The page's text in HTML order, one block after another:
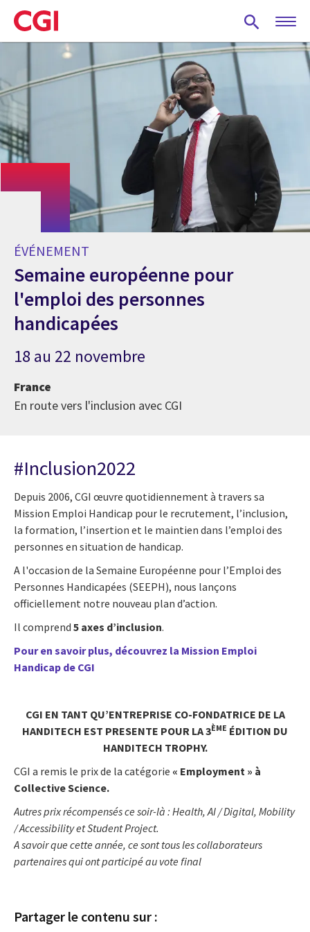
Skip
to
main
ÉVÉNEMENT
Semaine européenne pour
l'emploi des personnes
handicapées
18 au 22 novembre
France
En route vers l'inclusion avec CGI
#Inclusion2022
Depuis 2006, CGI œuvre quotidiennement à travers sa
Mission Emploi Handicap pour le recrutement, l’inclusion,
la formation, l’insertion et le maintien dans l’emploi des
personnes en situation de handicap.
A l'occasion de la Semaine Européenne pour l’Emploi des
Personnes Handicapées (SEEPH), nous lançons
officiellement notre nouveau plan d’action.
Il comprend 5 axes d’inclusion.
Pour en savoir plus, découvrez la Mission Emploi
Handicap de CGI
CGI EN TANT QU’ENTREPRISE CO-FONDATRICE DE LA
HANDITECH EST PRESENTE POUR LA 3ÈME ÉDITION DU
HANDITECH TROPHY.
CGI a remis le prix de la catégorie « Employment » à
Collective Science.
Autres prix récompensés ce soir-là : Health, AI / Digital, Mobility
/ Accessibility et Student Project.
A savoir que cette année, ce sont tous les collaborateurs
partenaires qui ont participé au vote final
Partager le contenu sur :